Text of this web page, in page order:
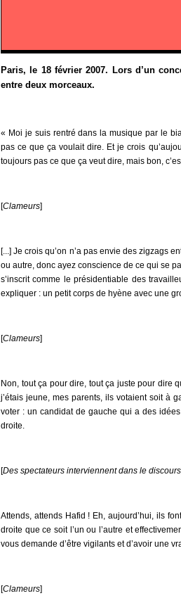
Paris, le 18 février 2007. Lors d’un
entre deux morceaux.
« Moi je suis rentré dans la musique par le
pas ce que ça voulait dire. Et je crois
toujours pas ce que ça veut dire, mais bon,
[Clameurs]
[...] Je crois qu’on n’a pas envie des zigzags
ou autre, donc ayez conscience de ce qui se
s’inscrit comme le présidentiable des
expliquer : un petit corps de hyène avec une
[Clameurs]
Non, tout ça pour dire, tout ça juste pour dire
j’étais jeune, mes parents, ils votaient soit à
voter : un candidat de gauche qui a des
droite.
[Des spectateurs interviennent dans le discours
Attends, attends Hafid ! Eh, aujourd’hui, ils
droite que ce soit l’un ou l’autre et
vous demande d’être vigilants et d’avoir une
[Clameurs]